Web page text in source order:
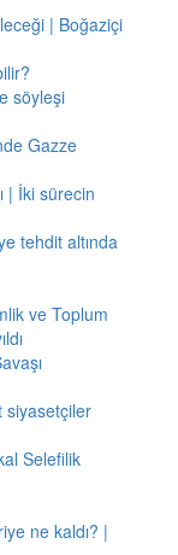
| Boğaziçi
söyleşi
Gazze
| İki sürecin
tehdit altında
ve Toplum
siyasetçiler
Selefilik
ne kaldı? |